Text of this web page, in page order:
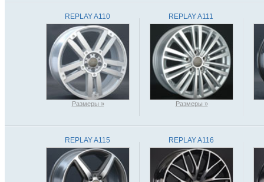
REPLAY A110
Размеры »
REPLAY A111
Размеры »
REPLAY A115 REPLAY A116